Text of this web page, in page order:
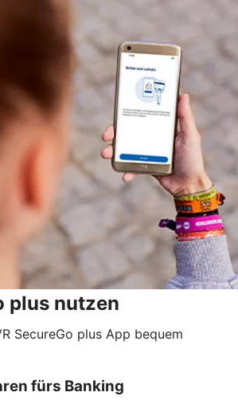
plus nutzen
SecureGo plus App bequem
fürs Banking